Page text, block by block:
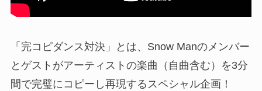
「完コピダンス対決」とは、Snow Manのメンバー
とゲストがアーティストの楽曲（自曲含む）を3分
間で完璧にコピーし再現するスペシャル企画！